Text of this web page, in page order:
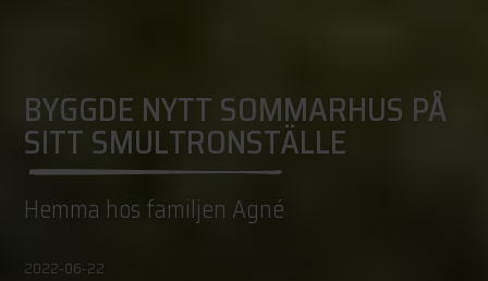
BYGGDE NYTT SOMMARHUS PÅ
SITT SMULTRONSTÄLLE
Hemma hos familjen Agné
2022-06-22